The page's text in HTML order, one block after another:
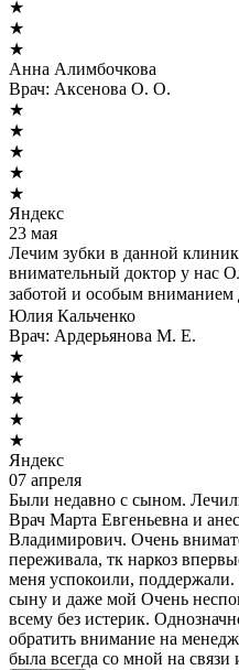
★
★
★
Анна Алимбочкова
Врач: Аксенова О. О.
★
★
★
★
★
Яндекс
23 мая
Лечим зубки в данной
внимательный доктор у нас
заботой и особым вниманием
Юлия Кальченко
Врач: Ардерьянова М. Е.
★
★
★
★
★
Яндекс
07 апреля
Были недавно с сыном.
Врач Марта Евгеньевна и
Владимирович. Очень
переживала, тк наркоз
меня успокоили,
сыну и даже мой Очень
всему без истерик.
обратить внимание на
была всегда со мной на связи